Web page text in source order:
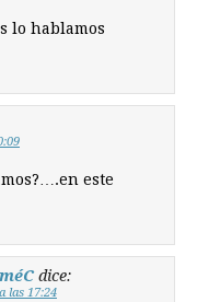
lo hablamos
este
dice:
las 17:24